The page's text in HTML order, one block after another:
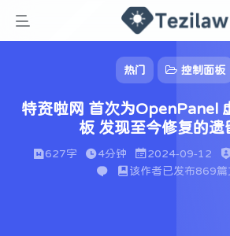
热门 控制面板
特资啦网 首次为OpenPanel
板 发现至今修复的遗
627字 4分钟 2024-09-12
该作者已发布869篇